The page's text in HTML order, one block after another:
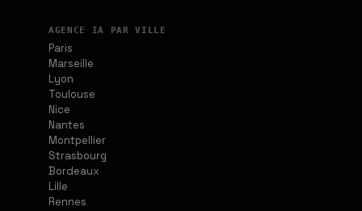
AGENCE IA PAR VILLE
Paris
Marseille
Lyon
Toulouse
Nice
Nantes
Montpellier
Strasbourg
Bordeaux
Lille
Rennes